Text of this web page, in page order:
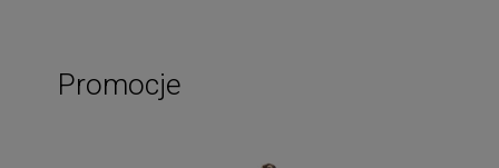
Promocje